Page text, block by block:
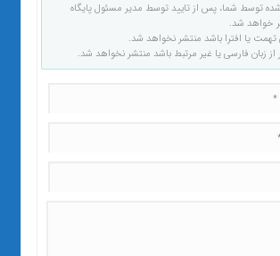
توسط شما، پس از تایید توسط مدیر مسئول پایگاه
خواهد شد.
یا افترا باشد منتشر نخواهد شد.
از زبان فارسی یا غیر مرتبط باشد منتشر نخواهد شد.